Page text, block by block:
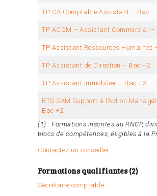
TP CA Comptable Assistant – Bac
TP ACOM – Assistant Commercial –
TP Assistant Ressources Humaines
TP Assistant de Direction – Bac +2
TP Assistant immobilier – Bac +2
BTS SAM Support à l’Action
Bac +2
(1) : Formations inscrites au RNCP,
blocs de compétences, éligibles à la
Contactez un conseiller
Formations qualifiantes (2)
Secrétaire comptable